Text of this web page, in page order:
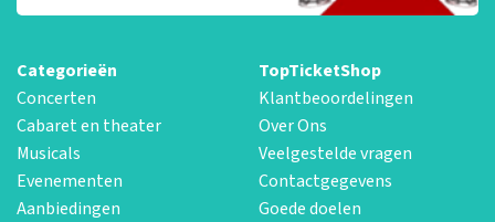
Categorieën
Concerten
Cabaret en theater
Musicals
Evenementen
Aanbiedingen
TopTicketShop
Klantbeoordelingen
Over Ons
Veelgestelde vragen
Contactgegevens
Goede doelen